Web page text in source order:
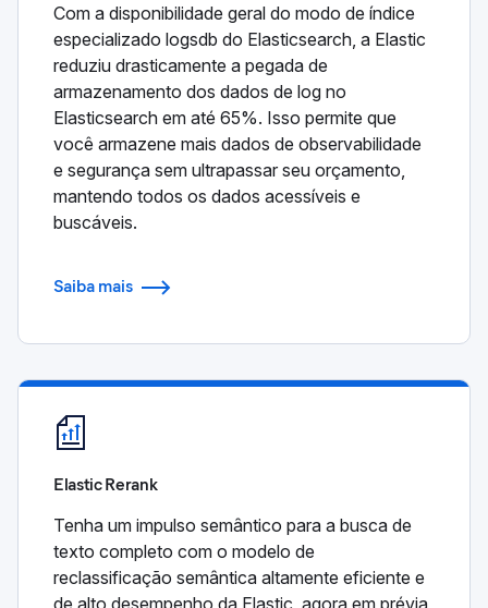
Com a disponibilidade geral do modo de índice
especializado logsdb do Elasticsearch, a Elastic
reduziu drasticamente a pegada de
armazenamento dos dados de log no
Elasticsearch em até 65%. Isso permite que
você armazene mais dados de observabilidade
e segurança sem ultrapassar seu orçamento,
mantendo todos os dados acessíveis e
buscáveis.
Saiba mais
Elastic Rerank
Tenha um impulso semântico para a busca de
texto completo com o modelo de
reclassificação semântica altamente eficiente e
de alto desempenho da Elastic, agora em prévia